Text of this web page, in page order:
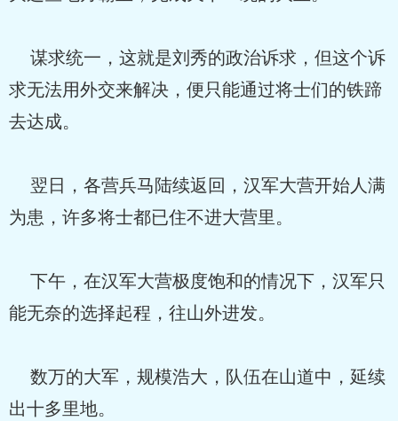
谋求统一，这就是刘秀的政治诉求，但这个诉
求无法用外交来解决，便只能通过将士们的铁蹄
去达成。
翌日，各营兵马陆续返回，汉军大营开始人满
为患，许多将士都已住不进大营里。
下午，在汉军大营极度饱和的情况下，汉军只
能无奈的选择起程，往山外进发。
数万的大军，规模浩大，队伍在山道中，延续
出十多里地。